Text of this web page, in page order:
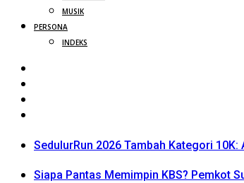
MUSIK
PERSONA
INDEKS
SedulurRun 2026 Tambah Kategori
Siapa Pantas Memimpin KBS? Pemkot